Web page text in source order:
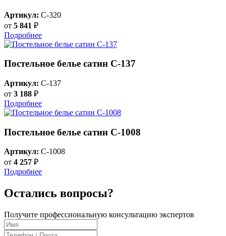
Артикул: C-320
от 5 841 ₽
Подробнее
Постельное белье сатин С-137
Артикул: C-137
от 3 188 ₽
Подробнее
Постельное белье сатин C-1008
Артикул: C-1008
от 4 257 ₽
Подробнее
Остались вопросы?
Получите профессиональную консультацию экспертов